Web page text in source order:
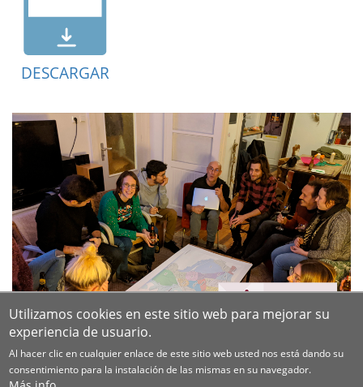
DESCARGAR
Utilizamos cookies en este sitio web para mejorar su
experiencia de usuario.
Al hacer clic en cualquier enlace de este sitio web usted nos está dando su
consentimiento para la instalación de las mismas en su navegador.